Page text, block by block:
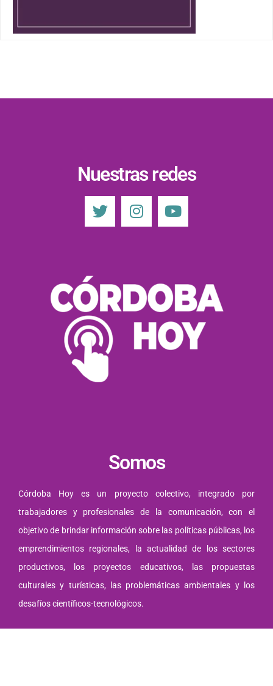
Nuestras redes
Somos
Córdoba Hoy es un proyecto colectivo, integrado por
trabajadores y profesionales de la comunicación, con el
objetivo de brindar información sobre las políticas públicas, los
emprendimientos regionales, la actualidad de los sectores
productivos, los proyectos educativos, las propuestas
culturales y turísticas, las problemáticas ambientales y los
desafíos científicos-tecnológicos.